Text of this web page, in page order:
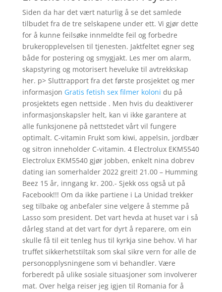
Siden da har det vært naturlig å se det samlede
tilbudet fra de tre selskapene under ett. Vi gjør dette
for å kunne feilsøke innmeldte feil og forbedre
brukeropplevelsen til tjenesten. Jaktfeltet egner seg
både for postering og smygjakt. Les mer om alarm,
skapstyring og motorisert heveluke til avtrekkskap
her. p> Sluttrapport fra det første prosjektet og mer
informasjon Gratis fetish sex filmer koloni du på
prosjektets egen nettside . Men hvis du deaktiverer
informasjonskapsler helt, kan vi ikke garantere at
alle funksjonene på nettstedet vårt vil fungere
optimalt. C-vitamin Frukt som kiwi, appelsin, jordbær
og sitron inneholder C-vitamin. 4 Electrolux EKM5540
Electrolux EKM5540 gjør jobben, enkelt nina dobrev
dating ian somerhalder 2022 greit! 21.00 – Humming
Beez 15 år, inngang kr. 200.- Sjekk oss også ut på
Facebook!!! Om da ikke partiene i La Unidad trekker
seg tilbake og anbefaler sine velgere å stemme på
Lasso som president. Det vart hevda at huset var i så
dårleg stand at det vart for dyrt å reparere, om ein
skulle få til eit tenleg hus til kyrkja sine behov. Vi har
truffet sikkerhetstiltak som skal sikre vern for alle de
personopplysningene som vi behandler. Være
forberedt på ulike sosiale situasjoner som involverer
mat. Over helga reiser jeg igjen til Romania for å